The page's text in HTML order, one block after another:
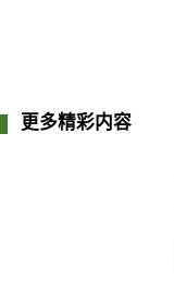
更多精彩内容